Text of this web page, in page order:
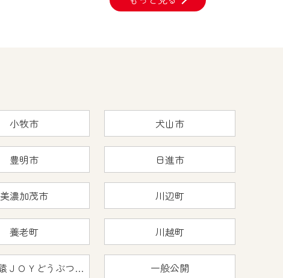
小牧市 犬山市
豊明市 日進市
美濃加茂市 川辺町
養老町 川越町
おうちで猿ＪＯＹどうぶつえん 一般公開